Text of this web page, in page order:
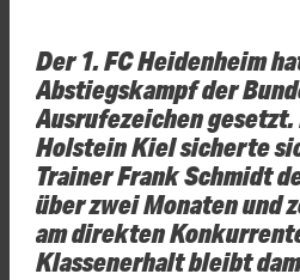
Der 1. FC Heidenheim
Abstiegskampf der
Ausrufezeichen
Holstein Kiel sicherte
Trainer Frank Schmidt
über zwei Monaten und
am direkten
Klassenerhalt bleibt